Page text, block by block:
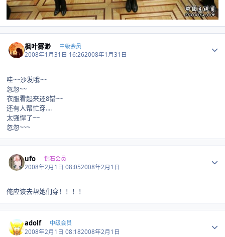
枫叶雾渺 中级会员
2008年1月31日 16:262008年1月31日
哇~~沙发哦~~
忽忽~~
衣服看起来还8错~~
还有人帮忙穿....
太强悍了~~
忽忽~~~
ufo 钻石会员
2008年2月1日 08:052008年2月1日
俺应该去帮她们穿！！！！
adolf 中级会员
2008年2月1日 08:182008年2月1日